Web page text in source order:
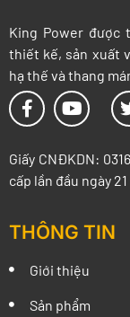
King Power được
thiết kế, sản xuất
hạ thế và thang
Giấy CNĐKDN:
cấp lần đầu ngày
THÔNG TIN
Giới thiệu
Sản phẩm